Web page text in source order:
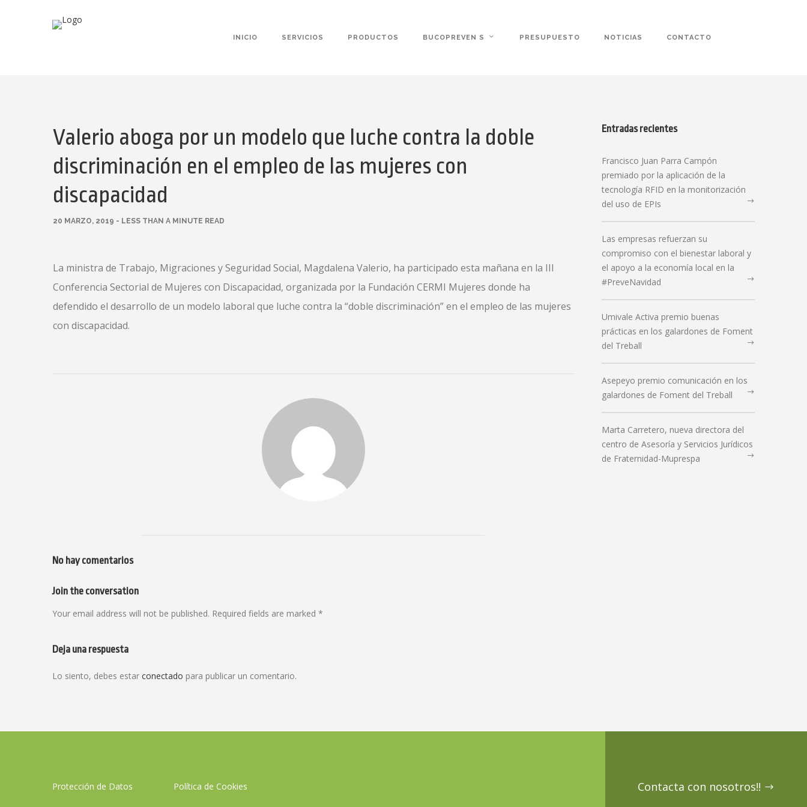
INICIO SERVICIOS PRODUCTOS BUCOPREVEN S PRESUPUESTO NOTICIAS CONTACTO
Valerio aboga por un modelo que luche contra la doble
discriminación en el empleo de las mujeres con
discapacidad
20 MARZO, 2019 - LESS THAN A MINUTE READ
La ministra de Trabajo, Migraciones y Seguridad Social, Magdalena Valerio, ha participado esta mañana en la III
Conferencia Sectorial de Mujeres con Discapacidad, organizada por la Fundación CERMI Mujeres donde ha
defendido el desarrollo de un modelo laboral que luche contra la “doble discriminación” en el empleo de las mujeres
con discapacidad.
No hay comentarios
Join the conversation
Your email address will not be published. Required fields are marked *
Deja una respuesta
Lo siento, debes estar conectado para publicar un comentario.
Entradas recientes
Francisco Juan Parra Campón
premiado por la aplicación de la
tecnología RFID en la monitorización
del uso de EPIs
Las empresas refuerzan su
compromiso con el bienestar laboral y
el apoyo a la economía local en la
#PreveNavidad
Umivale Activa premio buenas
prácticas en los galardones de Foment
del Treball
Asepeyo premio comunicación en los
galardones de Foment del Treball
Marta Carretero, nueva directora del
centro de Asesoría y Servicios Jurídicos
de Fraternidad-Muprespa
Protección de Datos Política de Cookies Contacta con nosotros!!